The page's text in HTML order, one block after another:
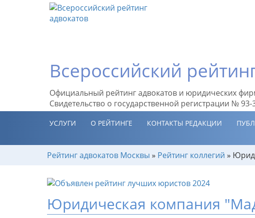
Всероссийский
Официальный рейтинг адвокатов и юридических
Свидетельство о государственной регистрации № 93-
УСЛУГИ О РЕЙТИНГЕ КОНТАКТЫ РЕДАКЦИИ
Рейтинг адвокатов Москвы » Рейтинг коллегий »
Юридическая компания